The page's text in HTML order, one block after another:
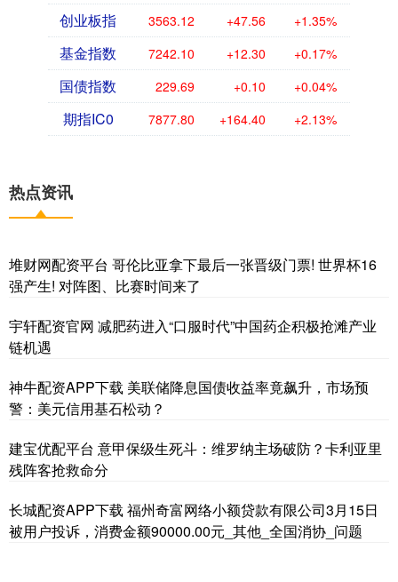
创业板指 3563.12 +47.56 +1.35%
基金指数 7242.10 +12.30 +0.17%
国债指数 229.69 +0.10 +0.04%
期指IC0 7877.80 +164.40 +2.13%
热点资讯
堆财网配资平台 哥伦比亚拿下最后一张晋级门票! 世界杯16
强产生! 对阵图、比赛时间来了
宇轩配资官网 减肥药进入“口服时代”中国药企积极抢滩产业
链机遇
神牛配资APP下载 美联储降息国债收益率竟飙升，市场预
警：美元信用基石松动？
建宝优配平台 意甲保级生死斗：维罗纳主场破防？卡利亚里
残阵客抢救命分
长城配资APP下载 福州奇富网络小额贷款有限公司3月15日
被用户投诉，消费金额90000.00元_其他_全国消协_问题